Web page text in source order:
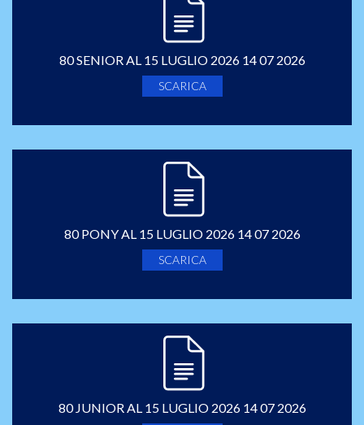
80 SENIOR AL 15 LUGLIO 2026 14 07 2026
SCARICA
80 PONY AL 15 LUGLIO 2026 14 07 2026
SCARICA
80 JUNIOR AL 15 LUGLIO 2026 14 07 2026